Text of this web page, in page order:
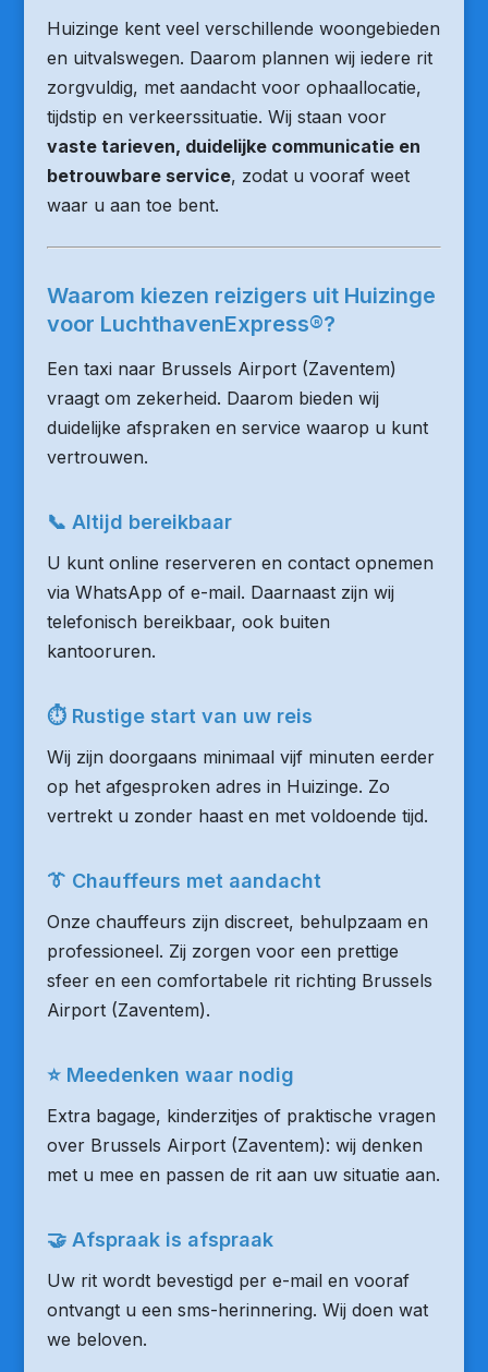
Huizinge kent veel verschillende woongebieden
en uitvalswegen. Daarom plannen wij iedere rit
zorgvuldig, met aandacht voor ophaallocatie,
tijdstip en verkeerssituatie. Wij staan voor
vaste tarieven, duidelijke communicatie en
betrouwbare service, zodat u vooraf weet
waar u aan toe bent.
Waarom kiezen reizigers uit Huizinge
voor LuchthavenExpress®?
Een taxi naar Brussels Airport (Zaventem)
vraagt om zekerheid. Daarom bieden wij
duidelijke afspraken en service waarop u kunt
vertrouwen.
📞 Altijd bereikbaar
U kunt online reserveren en contact opnemen
via WhatsApp of e-mail. Daarnaast zijn wij
telefonisch bereikbaar, ook buiten
kantooruren.
⏱ Rustige start van uw reis
Wij zijn doorgaans minimaal vijf minuten eerder
op het afgesproken adres in Huizinge. Zo
vertrekt u zonder haast en met voldoende tijd.
👔 Chauffeurs met aandacht
Onze chauffeurs zijn discreet, behulpzaam en
professioneel. Zij zorgen voor een prettige
sfeer en een comfortabele rit richting Brussels
Airport (Zaventem).
⭐ Meedenken waar nodig
Extra bagage, kinderzitjes of praktische vragen
over Brussels Airport (Zaventem): wij denken
met u mee en passen de rit aan uw situatie aan.
🤝 Afspraak is afspraak
Uw rit wordt bevestigd per e-mail en vooraf
ontvangt u een sms-herinnering. Wij doen wat
we beloven.